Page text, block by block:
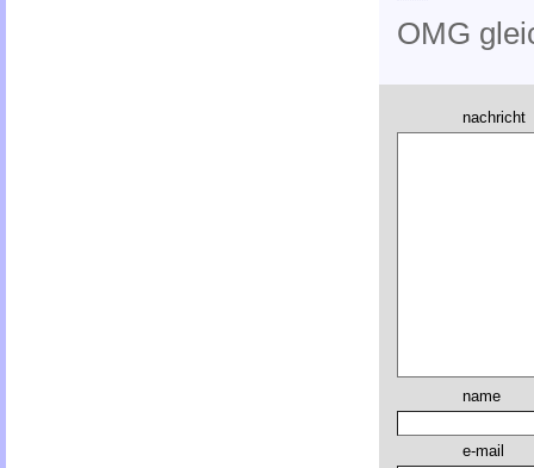
OMG
nachricht
name
e-mail